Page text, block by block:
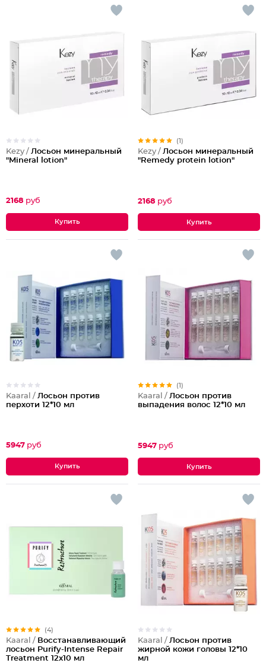
Kezy / Лосьон минеральный
"Mineral lotion"
2168 руб
(1)
Kezy / Лосьон минеральный
"Remedy protein lotion"
2168 руб
Kaaral / Лосьон против
перхоти 12*10 мл
5947 руб
(1)
Kaaral / Лосьон против
выпадения волос 12*10 мл
5947 руб
(4)
Kaaral / Восстанавливающий
лосьон Purify-Intense Repair
Treatment 12х10 мл
Kaaral / Лосьон против
жирной кожи головы 12*10
мл